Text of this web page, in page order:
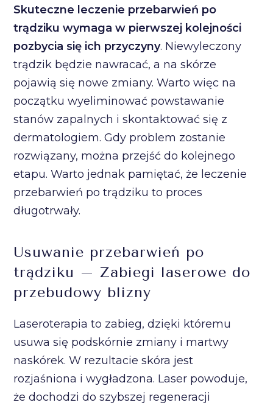
Skuteczne leczenie przebarwień po
trądziku wymaga w pierwszej kolejności
pozbycia się ich przyczyny. Niewyleczony
trądzik będzie nawracać, a na skórze
pojawią się nowe zmiany. Warto więc na
początku wyeliminować powstawanie
stanów zapalnych i skontaktować się z
dermatologiem. Gdy problem zostanie
rozwiązany, można przejść do kolejnego
etapu. Warto jednak pamiętać, że leczenie
przebarwień po trądziku to proces
długotrwały.
Usuwanie przebarwień po
trądziku – Zabiegi laserowe do
przebudowy blizny
Laseroterapia to zabieg, dzięki któremu
usuwa się podskórnie zmiany i martwy
naskórek. W rezultacie skóra jest
rozjaśniona i wygładzona. Laser powoduje,
że dochodzi do szybszej regeneracji